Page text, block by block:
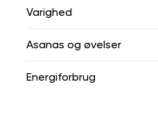
Varighed
Asanas og øvelser
Energiforbrug